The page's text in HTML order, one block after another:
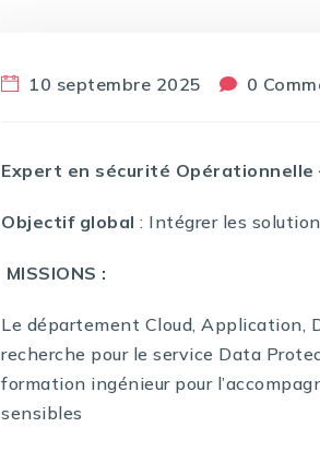
10 septembre 2025 0
Expert en sécurité Opérationnelle
Objectif global: Intégrer les
MISSIONS :
Le département Cloud, Application,
recherche pour le service Data
formation ingénieur pour
sensibles